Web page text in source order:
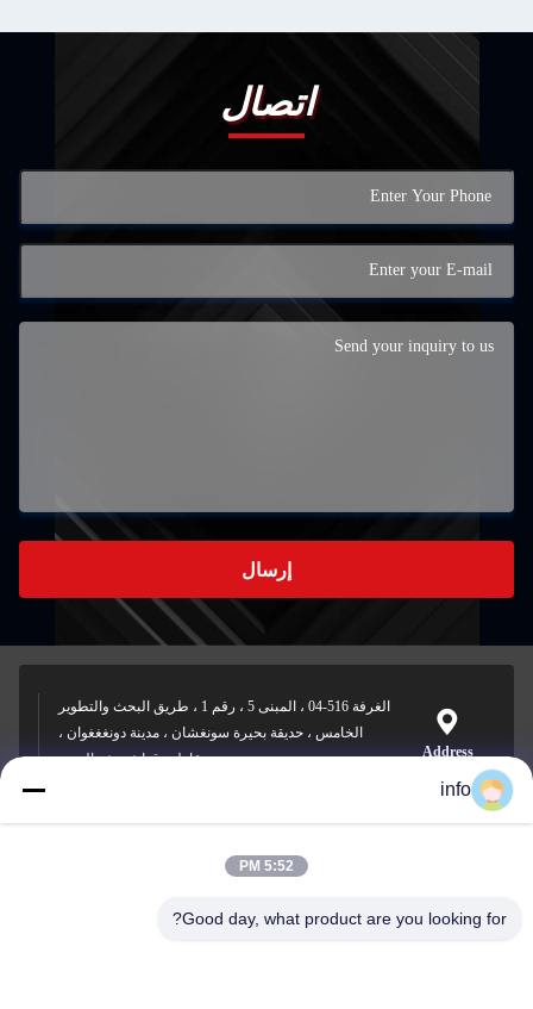
اتصال
إرسال
Address
الغرفة 516-04 ، المبنى 5 ، رقم 1 ، طريق البحث والتطوير
الخامس ، حديقة بحيرة سونغشان ، مدينة دونغغغوان ،
مقاطعة قوانغدونغ ، الصين
info@gdpowerplus.com
info
5:52 PM
Good day, what product are you looking for?